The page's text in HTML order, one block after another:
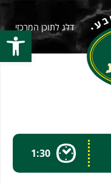
פתח
דלג לתוכן המרכזי
1:30